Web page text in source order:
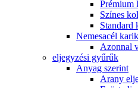
Prémium
Színes
Standard
Nemesacél
Azonnal
eljegyzési gyűrűk
Anyag szerint
Arany